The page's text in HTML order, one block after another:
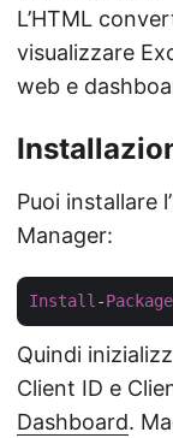
L’HTML
visualizzare
web e
Puoi installare
Manager:
Install-Package
Quindi
Client ID e
Dashboard.